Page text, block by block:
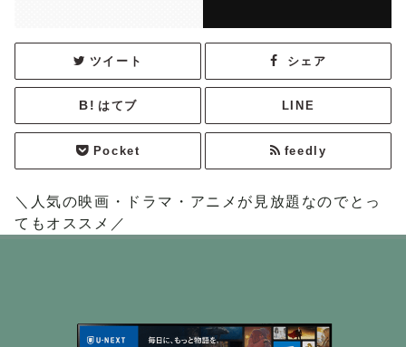
ツイート シェア
はてブ LINE
Pocket feedly
＼人気の映画・ドラマ・アニメが見放題なのでとっ
てもオススメ／